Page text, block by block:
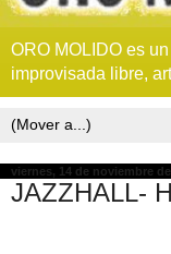
ORO MOLIDO es
improvisada libre,
viernes, 14 de noviembre
JAZZHALL-